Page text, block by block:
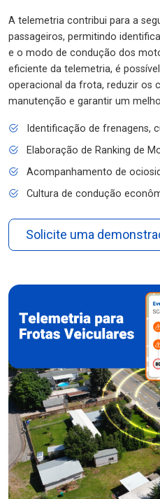
A telemetria contribui para a
passageiros, permitindo
e o modo de condução dos
eficiente da telemetria, é
operacional da frota, reduzir os
manutenção e garantir um
Identificação de frenagens,
Elaboração de Ranking de
Acompanhamento de
Cultura de condução
Solicite uma